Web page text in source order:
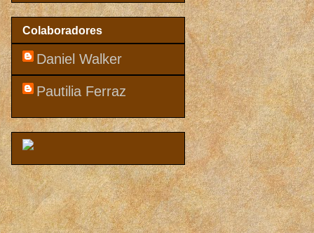
Colaboradores
Daniel Walker
Pautilia Ferraz